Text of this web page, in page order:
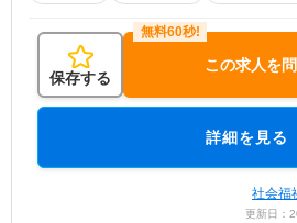
保存する
この求人を
詳細を見る
社会福
更新日：